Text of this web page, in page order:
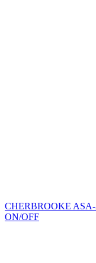
CHERBROOKE
ON/OFF